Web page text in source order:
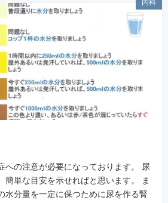
内科
への注意が必要になっております。 尿
簡単な目安を示せればと思います。 ま
水分量を一定に保つために尿を作る腎